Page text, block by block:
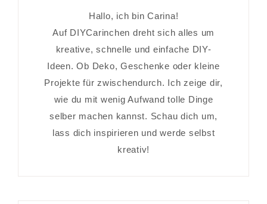
Hallo, ich bin Carina!
Auf DIYCarinchen dreht sich alles um
kreative, schnelle und einfache DIY-
Ideen. Ob Deko, Geschenke oder kleine
Projekte für zwischendurch. Ich zeige dir,
wie du mit wenig Aufwand tolle Dinge
selber machen kannst. Schau dich um,
lass dich inspirieren und werde selbst
kreativ!